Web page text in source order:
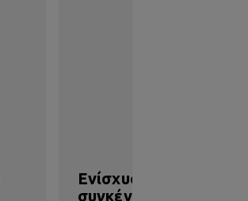
Ενίσχυση της
συγκέντρωσης